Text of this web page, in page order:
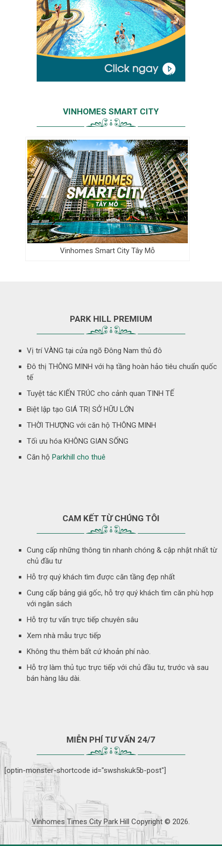
VINHOMES SMART CITY
Vinhomes Smart City Tây Mỗ
PARK HILL PREMIUM
Vị trí VÀNG tại cửa ngõ Đông Nam thủ đô
Đô thị THÔNG MINH với hạ tầng hoàn hảo tiêu chuẩn quốc
tế
Tuyệt tác KIẾN TRÚC cho cảnh quan TINH TẾ
Biệt lập tạo GIÁ TRỊ SỞ HỮU LỚN
THỜI THƯỢNG với căn hộ THÔNG MINH
Tối ưu hóa KHÔNG GIAN SỐNG
Căn hộParkhill cho thuê
CAM KẾT TỪ CHÚNG TÔI
Cung cấp những thông tin nhanh chóng & cập nhật nhất từ
chủ đầu tư
Hỗ trợ quý khách tìm được căn tầng đẹp nhất
Cung cấp bảng giá gốc, hỗ trợ quý khách tìm căn phù hợp
với ngân sách
Hỗ trợ tư vấn trực tiếp chuyên sâu
Xem nhà mẫu trực tiếp
Không thu thêm bất cứ khoản phí nào.
Hỗ trợ làm thủ tục trực tiếp với chủ đầu tư, trước và sau
bán hàng lâu dài.
MIỄN PHÍ TƯ VẤN 24/7
[optin-monster-shortcode id="swshskuk5b-post"]
Vinhomes Times City Park Hill Copyright © 2026.